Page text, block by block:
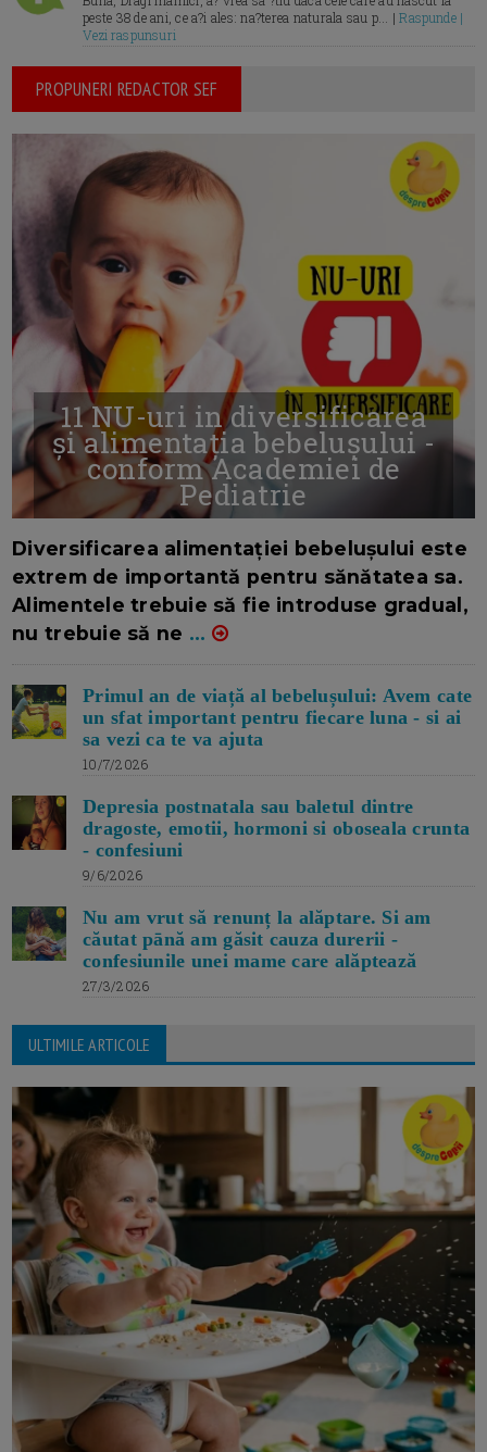
peste 38 de ani, ce a?i ales: na?terea naturala sau p... |Raspunde |
Vezi raspunsuri
PROPUNERI REDACTOR SEF
11 NU-uri in diversificarea
și alimentația bebelușului -
conform Academiei de
Pediatrie
Diversificarea alimentației bebelușului este
extrem de importantă pentru sănătatea sa.
Alimentele trebuie să fie introduse gradual,
nu trebuie să ne ...
Primul an de viață al bebelușului: Avem cate
un sfat important pentru fiecare luna - si ai
sa vezi ca te va ajuta
10/7/2026
Depresia postnatala sau baletul dintre
dragoste, emotii, hormoni si oboseala crunta
- confesiuni
9/6/2026
Nu am vrut să renunț la alăptare. Si am
căutat pānă am găsit cauza durerii -
confesiunile unei mame care alăptează
27/3/2026
ULTIMILE ARTICOLE